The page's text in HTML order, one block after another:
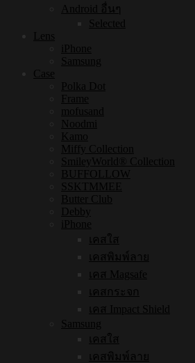
Android อื่นๆ
Selected
Lens
iPhone
Samsung
Case
Polka Dot
Frame
mofusand
Noodmi
Kamo
Miffy Collection
SmileyWorld® Collection
BUFFOLLOW
SSKTMMEE
Butter Club
Debby
iPhone
เคสใส
เคสพิมพ์ลาย
เคส Magsafe
เคสกระจก
เคส Impact Shield
Samsung
เคสใส
เคสพิมพ์ลาย